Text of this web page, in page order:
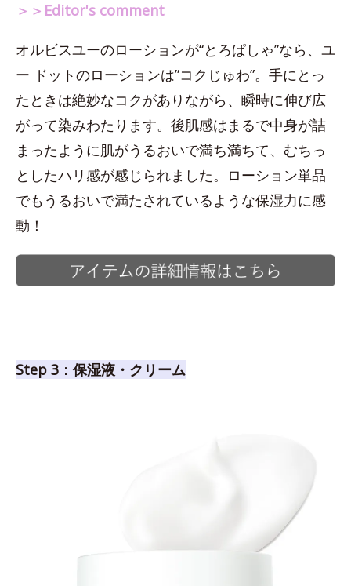
＞＞Editor's comment
オルビスユーのローションが“とろぱしゃ”なら、ユ
ー ドットのローションは”コクじゅわ”。手にとっ
たときは絶妙なコクがありながら、瞬時に伸び広
がって染みわたります。後肌感はまるで中身が詰
まったように肌がうるおいで満ち満ちて、むちっ
としたハリ感が感じられました。ローション単品
でもうるおいで満たされているような保湿力に感
動！
Step 3：保湿液・クリーム